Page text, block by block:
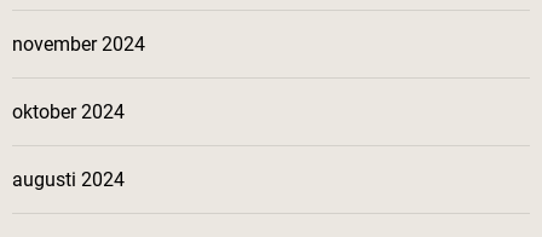
november 2024
oktober 2024
augusti 2024